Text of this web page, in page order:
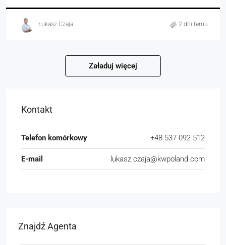
Łukasz Czaja 2 dni temu
Załaduj więcej
Kontakt
Telefon komórkowy +48 537 092 512
E-mail lukasz.czaja@kwpoland.com
Znajdź Agenta